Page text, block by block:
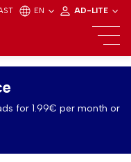
EN AD-LITE
for 1.99€ per month or